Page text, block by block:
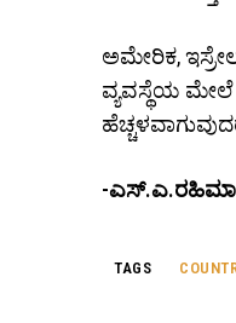
ಅಮೇರಿಕ,
ವ್ಯವಸ್ಥೆಯ ಮೇಲೆ
-
TAGS